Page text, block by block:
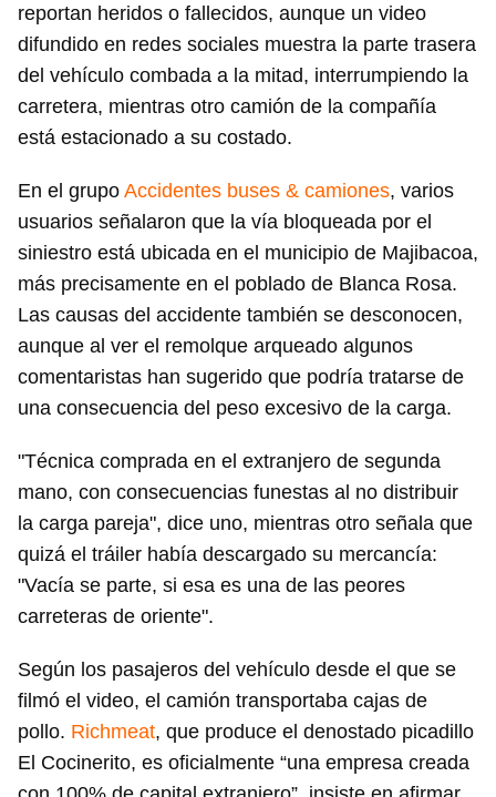
reportan heridos o fallecidos, aunque un video
difundido en redes sociales muestra la parte trasera
del vehículo combada a la mitad, interrumpiendo la
carretera, mientras otro camión de la compañía
está estacionado a su costado.
En el grupo Accidentes buses & camiones, varios
usuarios señalaron que la vía bloqueada por el
siniestro está ubicada en el municipio de Majibacoa,
más precisamente en el poblado de Blanca Rosa.
Las causas del accidente también se desconocen,
aunque al ver el remolque arqueado algunos
comentaristas han sugerido que podría tratarse de
una consecuencia del peso excesivo de la carga.
"Técnica comprada en el extranjero de segunda
mano, con consecuencias funestas al no distribuir
la carga pareja", dice uno, mientras otro señala que
quizá el tráiler había descargado su mercancía:
"Vacía se parte, si esa es una de las peores
carreteras de oriente".
Según los pasajeros del vehículo desde el que se
filmó el video, el camión transportaba cajas de
pollo. Richmeat, que produce el denostado picadillo
El Cocinerito, es oficialmente “una empresa creada